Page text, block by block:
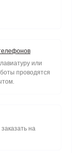
или
проводятся
на